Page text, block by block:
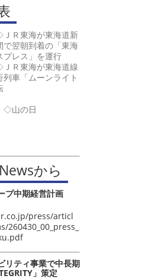
Ｒ東海が東海道新
翌朝到着の「東海
プレス」を運行
Ｒ東海が東海道線
車「ムーンライト
◇山の日
から
プ中期経営計画
press/articl
ティ事業で中長期
」策定